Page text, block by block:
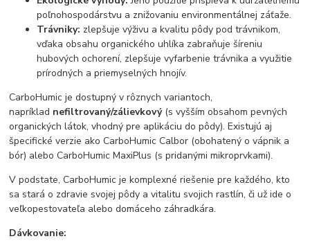
poľnohospodárstvu a znižovaniu environmentálnej záťaže.
Trávniky: zlepšuje výživu a kvalitu pôdy pod trávnikom,
vďaka obsahu organického uhlíka zabraňuje šíreniu
hubových ochorení, zlepšuje vyfarbenie trávnika a využitie
prírodných a priemyselných hnojív.
CarboHumic je dostupný v rôznych variantoch,
napríklad nefiltrovaný/zálievkový(s vyšším obsahom pevných
organických látok, vhodný pre aplikáciu do pôdy). Existujú aj
špecifické verzie ako CarboHumic Calbor (obohatený o vápnik a
bór) alebo CarboHumic MaxiPlus (s pridanými mikroprvkami).
V podstate, CarboHumic je komplexné riešenie pre každého, kto
sa stará o zdravie svojej pôdy a vitalitu svojich rastlín, či už ide o
veľkopestovateľa alebo domáceho záhradkára.
Dávkovanie: